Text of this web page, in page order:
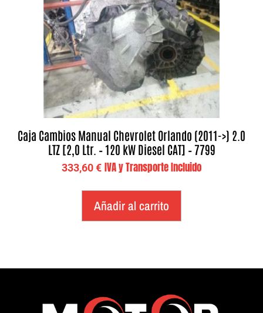
Caja Cambios Manual Chevrolet Orlando (2011->) 2.0
LTZ [2,0 Ltr. – 120 kW Diesel CAT] – 7799
333,60€ IVA y Transporte Incluido
Añadir al carrito